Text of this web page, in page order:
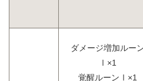
ダメージ増加ルー
Ⅰ×1
覚醒ルーンⅠ×1